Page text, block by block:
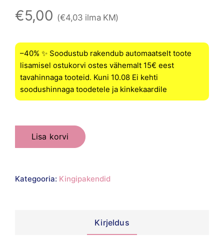
€5,00 (€4,03 ilma KM)
–40% ✨ Soodustub rakendub automaatselt toote
lisamisel ostukorvi ostes vähemalt 15€ eest
tavahinnaga tooteid. Kuni 10.08 Ei kehti
soodushinnaga toodetele ja kinkekaardile
Lisa korvi
Kategooria: Kingipakendid
Kirjeldus